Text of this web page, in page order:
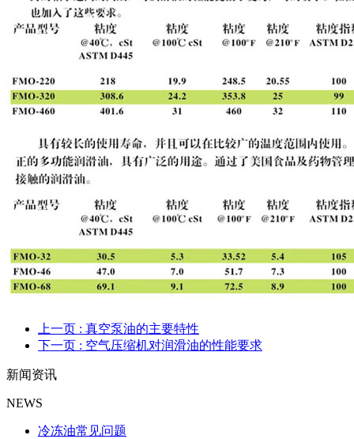
上一页 : 真空泵油的主要特性
下一页 : 空气压缩机对润滑油的性能要求
新闻资讯
NEWS
冷冻油常见问题